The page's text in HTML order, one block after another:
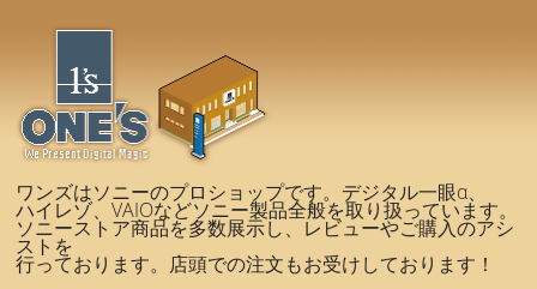
ワンズはソニーのプロショップです。デジタル一眼α、
ハイレゾ、VAIOなどソニー製品全般を取り扱っています。
ソニーストア商品を多数展示し、レビューやご購入のアシ
ストを
行っております。店頭での注文もお受けしております！